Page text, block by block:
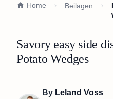
Home Beilagen
Savory easy side
Potato Wedges
By Leland Voss